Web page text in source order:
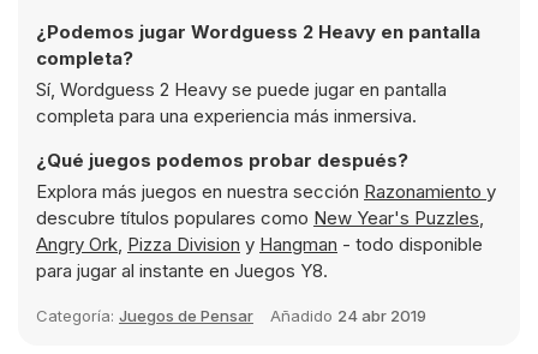
¿Podemos jugar Wordguess 2 Heavy en pantalla
completa?
Sí, Wordguess 2 Heavy se puede jugar en pantalla
completa para una experiencia más inmersiva.
¿Qué juegos podemos probar después?
Explora más juegos en nuestra sección Razonamiento y
descubre títulos populares como New Year's Puzzles,
Angry Ork, Pizza Division y Hangman - todo disponible
para jugar al instante en Juegos Y8.
Categoría: Juegos de Pensar Añadido 24 abr 2019